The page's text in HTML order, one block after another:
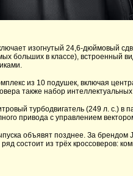
изогнутый 24,6-дюймовый
больших в классе), встроенный
из 10 подушек, включая
также набор
турбодвигатель (249 л. с.) в
привода с управлением
объявят позднее. За брендом
состоит из трёх кроссоверов: